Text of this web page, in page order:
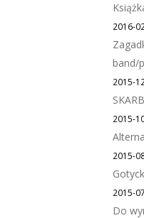
2016-
band/
2015-
2015-
2015-
2015-
Do